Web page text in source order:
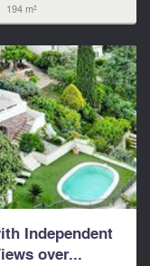
194 m²
Independent
over...